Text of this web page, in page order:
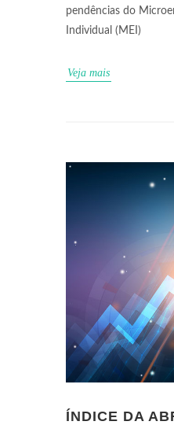
pendências do
Individual (MEI)
Veja mais
ÍNDICE DA